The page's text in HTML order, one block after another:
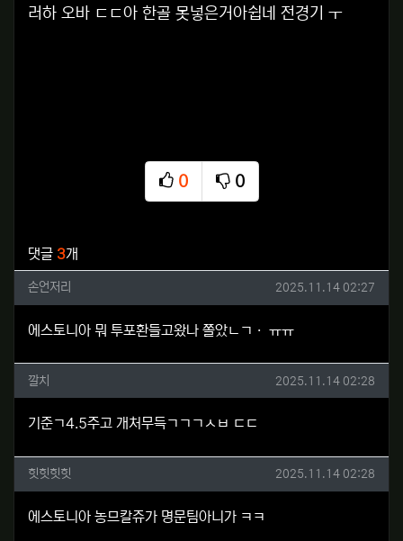
본문
러하 오바 ㄷㄷ아 한골 못넣은거아쉽네 전경기 ㅜ
0
추천
0
비추천
댓글 3개
손언저리님의 댓글
손언저리 작성일
2025.11.14 02:27
에스토니아 뭐 투포환들고왔나 쫄았ㄴㄱㆍ ㅠㅠ
깔치님의 댓글
깔치 작성일
2025.11.14 02:28
기준ㄱ4.5주고 개처무득ㄱㄱㄱㅅㅂ ㄷㄷ
힛힛힛힛님의 댓글
힛힛힛힛 작성일
2025.11.14 02:28
에스토니아 농므칼쥬가 명문팀아니가 ㅋㅋ